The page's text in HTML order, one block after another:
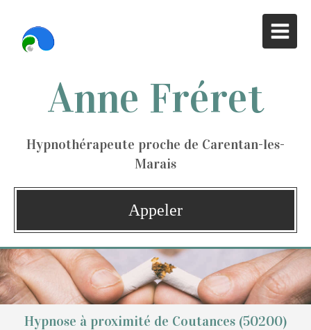
Anne Fréret
Hypnothérapeute proche de Carentan-les-
Marais
Appeler
Hypnose à proximité de Coutances (50200)